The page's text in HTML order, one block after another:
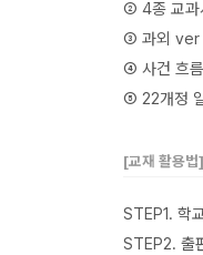
② 4종 교과
③ 과외 ver
④ 사건 흐
⑤ 22개정
[교재 활용법
STEP1. 학
STEP2. 출